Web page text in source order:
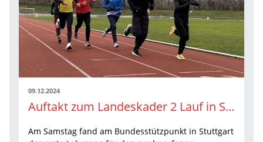
09.12.2024
Auftakt zum Landeskader 2 Lauf in Stuttgart
Am Samstag fand am Bundesstützpunkt in Stuttgart